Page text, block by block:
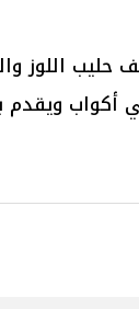
حليب اللوز
أكواب ويقدم